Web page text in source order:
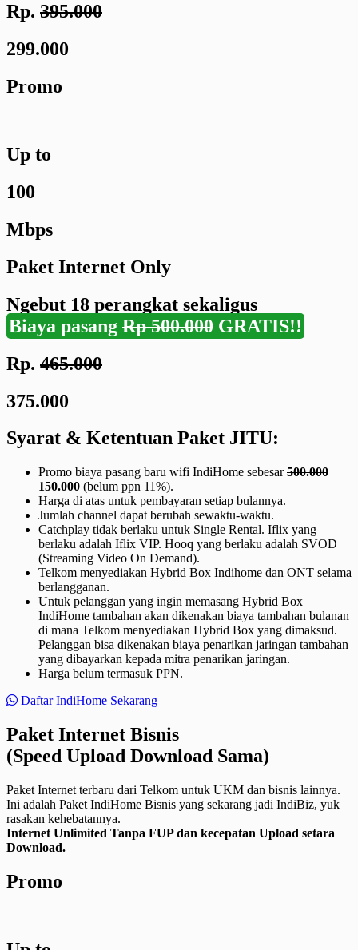
Rp. 395.000
299.000
Promo
Up to
100
Mbps
Paket Internet Only
Ngebut 18 perangkat sekaligus
Biaya pasang Rp 500.000 GRATIS!!
Rp. 465.000
375.000
Syarat & Ketentuan Paket JITU:
Promo biaya pasang baru wifi IndiHome sebesar500.000
150.000 (belum ppn 11%).
Harga di atas untuk pembayaran setiap bulannya.
Jumlah channel dapat berubah sewaktu-waktu.
Catchplay tidak berlaku untuk Single Rental. Iflix yang
berlaku adalah Iflix VIP. Hooq yang berlaku adalah SVOD
(Streaming Video On Demand).
Telkom menyediakan Hybrid Box Indihome dan ONT selama
berlangganan.
Untuk pelanggan yang ingin memasang Hybrid Box
IndiHome tambahan akan dikenakan biaya tambahan bulanan
di mana Telkom menyediakan Hybrid Box yang dimaksud.
Pelanggan bisa dikenakan biaya penarikan jaringan tambahan
yang dibayarkan kepada mitra penarikan jaringan.
Harga belum termasuk PPN.
Daftar IndiHome Sekarang
Paket Internet Bisnis
(Speed Upload Download Sama)
Paket Internet terbaru dari Telkom untuk UKM dan bisnis lainnya.
Ini adalah Paket IndiHome Bisnis yang sekarang jadi IndiBiz, yuk
rasakan kehebatannya.
Internet Unlimited Tanpa FUP dan kecepatan Upload setara
Download.
Promo